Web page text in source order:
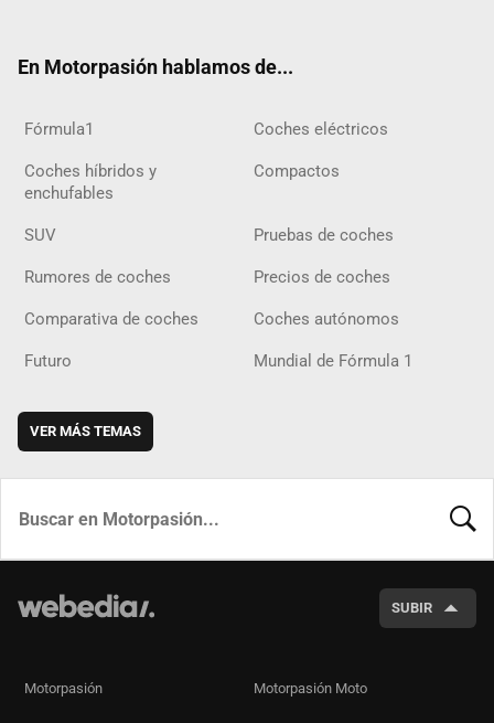
En Motorpasión hablamos de...
Fórmula1 Coches eléctricos
Coches híbridos y
enchufables
Compactos
SUV Pruebas de coches
Rumores de coches Precios de coches
Comparativa de coches Coches autónomos
Futuro Mundial de Fórmula 1
VER MÁS TEMAS
SUBIR
Motorpasión Motorpasión Moto